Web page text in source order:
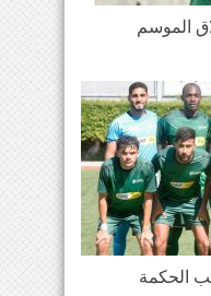
الموسم
الحكمة